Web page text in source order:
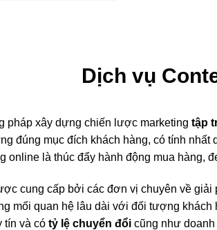
Dịch vụ
pháp xây dựng chiến lược marketing tập
đúng mục đích khách hàng, có tính
online là thúc đẩy hành động mua hàng,
cung cấp bởi các đơn vị chuyên về giải
mối quan hệ lâu dài với đối tượng khách
tín và có tỷ lệ chuyển đổi cũng như